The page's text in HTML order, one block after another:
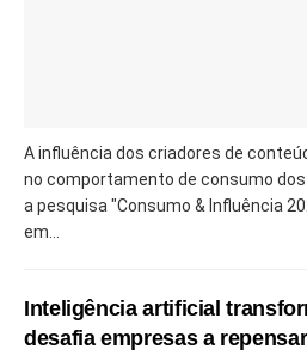
A influência dos criadores de
no comportamento de consumo dos
a pesquisa "Consumo & Influência
em...
Inteligência artificial
desafia empresas a